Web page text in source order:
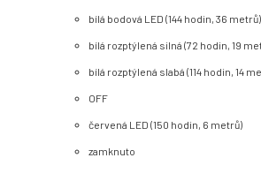
bílá bodová LED (144 hodin, 36 metrů)
bílá rozptýlená silná (72 hodin, 19
bílá rozptýlená slabá (114 hodin, 14
OFF
červená LED (150 hodin, 6 metrů)
zamknuto